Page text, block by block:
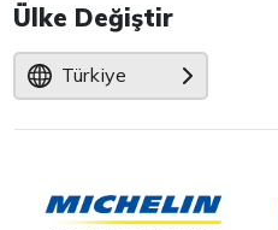
Ülke Değiştir
Türkiye